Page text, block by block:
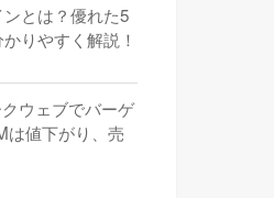
ンとは？優れた5
りやすく解説！
ウェブでバーゲ
は値下がり、売